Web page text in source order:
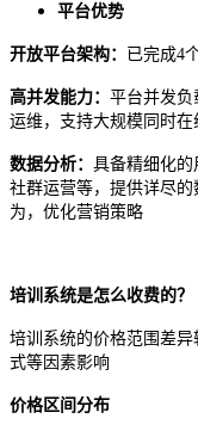
平台优势
开放平台架构： 已完成4
高并发能力： 平台并发负
运维，支持大规模同时
数据分析： 具备精细化的
社群运营等，提供详尽
为，优化营销策略
培训系统是怎么收费的？
培训系统的价格范围差
式等因素影响
价格区间分布